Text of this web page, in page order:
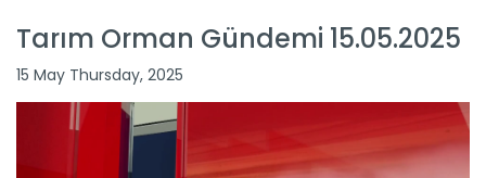
Tarım Orman Gündemi 15.05.2025
15 May Thursday, 2025